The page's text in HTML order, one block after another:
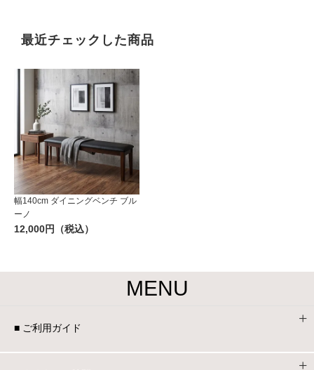
最近チェックした商品
幅140cm ダイニングベンチ ブル
ーノ
12,000円（税込）
MENU
■ ご利用ガイド